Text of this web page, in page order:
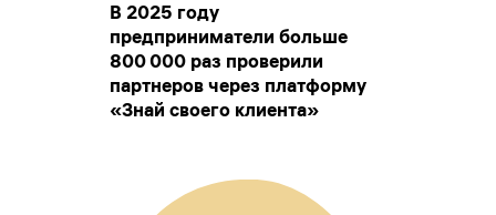
В 2025 году
предприниматели больше
800 000 раз проверили
партнеров через платформу
«Знай своего клиента»